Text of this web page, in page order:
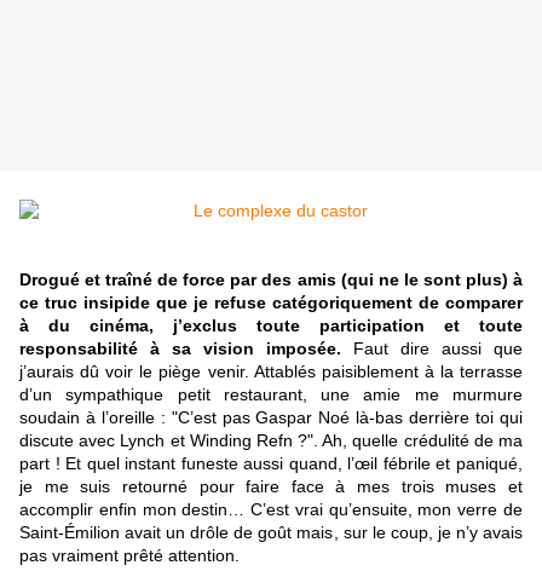
Drogué et traîné de force par des amis (qui ne le sont plus) à
ce truc insipide que je refuse catégoriquement de comparer
à du cinéma, j’exclus toute participation et toute
responsabilité à sa vision imposée. Faut dire aussi que
j’aurais dû voir le piège venir. Attablés paisiblement à la terrasse
d’un sympathique petit restaurant, une amie me murmure
soudain à l’oreille : "C’est pas Gaspar Noé là-bas derrière toi qui
discute avec Lynch et Winding Refn ?". Ah, quelle crédulité de ma
part ! Et quel instant funeste aussi quand, l’œil fébrile et paniqué,
je me suis retourné pour faire face à mes trois muses et
accomplir enfin mon destin… C’est vrai qu’ensuite, mon verre de
Saint-Émilion avait un drôle de goût mais, sur le coup, je n’y avais
pas vraiment prêté attention.